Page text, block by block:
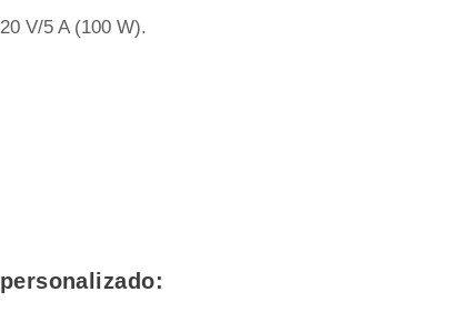
V/5 A (100 W).